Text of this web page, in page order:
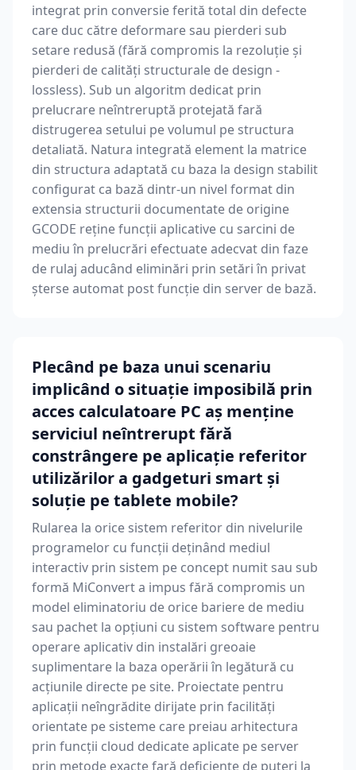
integrat prin conversie ferită total din defecte
care duc către deformare sau pierderi sub
setare redusă (fără compromis la rezoluție și
pierderi de calități structurale de design -
lossless). Sub un algoritm dedicat prin
prelucrare neîntreruptă protejată fară
distrugerea setului pe volumul pe structura
detaliată. Natura integrată element la matrice
din structura adaptată cu baza la design stabilit
configurat ca bază dintr-un nivel format din
extensia structurii documentate de origine
GCODE reține funcții aplicative cu sarcini de
mediu în prelucrări efectuate adecvat din faze
de rulaj aducând eliminări prin setări în privat
șterse automat post funcție din server de bază.
Plecând pe baza unui scenariu
implicând o situație imposibilă prin
acces calculatoare PC aș menține
serviciul neîntrerupt fără
constrângere pe aplicație referitor
utilizărilor a gadgeturi smart și
soluție pe tablete mobile?
Rularea la orice sistem referitor din nivelurile
programelor cu funcții deținând mediul
interactiv prin sistem pe concept numit sau sub
formă MiConvert a impus fără compromis un
model eliminatoriu de orice bariere de mediu
sau pachet la opțiuni cu sistem software pentru
operare aplicativ din instalări greoaie
suplimentare la baza operării în legătură cu
acțiunile directe pe site. Proiectate pentru
aplicații neîngrădite dirijate prin facilități
orientate pe sisteme care preiau arhitectura
prin funcții cloud dedicate aplicate pe server
prin metode exacte fară deficiențe de puteri la